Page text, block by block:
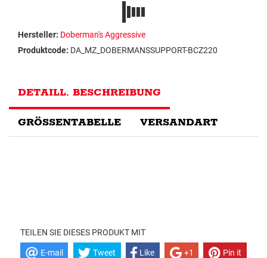
Hersteller: Doberman's Aggressive
Produktcode: DA_MZ_DOBERMANSSUPPORT-BCZ220
DETAILL. BESCHREIBUNG
GRÖSSENTABELLE VERSANDART
TEILEN SIE DIESES PRODUKT MIT
E-mail Tweet Like +1 Pin it